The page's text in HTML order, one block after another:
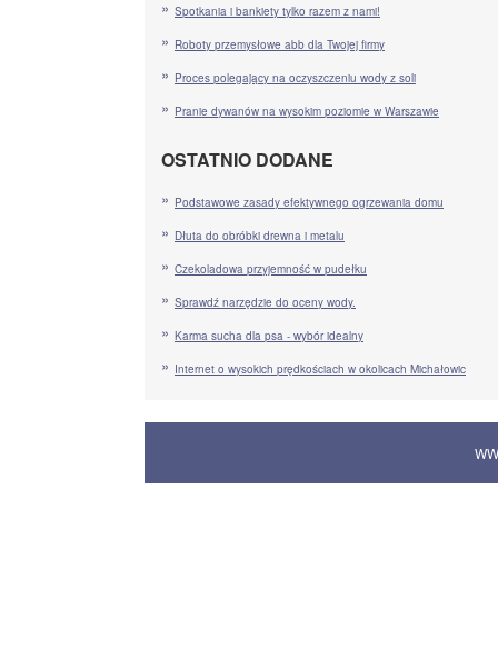
Spotkania i bankiety tylko razem z nami!
Roboty przemysłowe abb dla Twojej firmy
Proces polegający na oczyszczeniu wody z soli
Pranie dywanów na wysokim poziomie w Warszawie
OSTATNIO DODANE
Podstawowe zasady efektywnego ogrzewania domu
Dłuta do obróbki drewna i metalu
Czekoladowa przyjemność w pudełku
Sprawdź narzędzie do oceny wody.
Karma sucha dla psa - wybór idealny
Internet o wysokich prędkościach w okolicach Michałowic